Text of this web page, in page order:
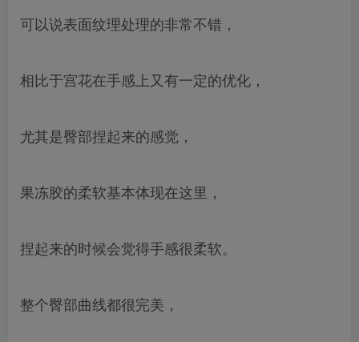
可以说表面纹理处理的非常不错，
相比于宫花在手感上又有一定的优化，
尤其是臀部捏起来的感觉，
果冻胶的柔软基本体现在这里，
捏起来的时候会觉得手感很柔软。
整个臀部曲线都很完美，